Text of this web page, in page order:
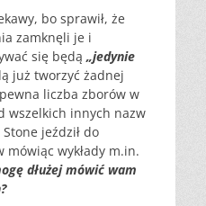
bo sprawił, że
zamknęli je i
się będą „jedynie
już tworzyć żadnej
liczba zborów w
wszelkich innych nazw
jeździł do
wykłady m.in.
dłużej mówić wam